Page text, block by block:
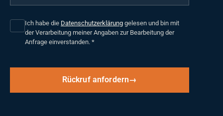
Ich habe die Datenschutzerklärung gelesen und bin mit
der Verarbeitung meiner Angaben zur Bearbeitung der
Anfrage einverstanden. *
Rückruf anfordern